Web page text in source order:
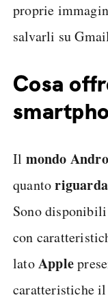
proprie
salvarli su
Cosa
Il mondo
quanto
Sono
con
latoApple
caratteristiche